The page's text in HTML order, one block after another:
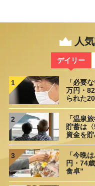
人
デイリー
1
「必要
万円・
られた
2
「温泉
貯蓄は
資金を
3
「今晩
円・74
食卓”